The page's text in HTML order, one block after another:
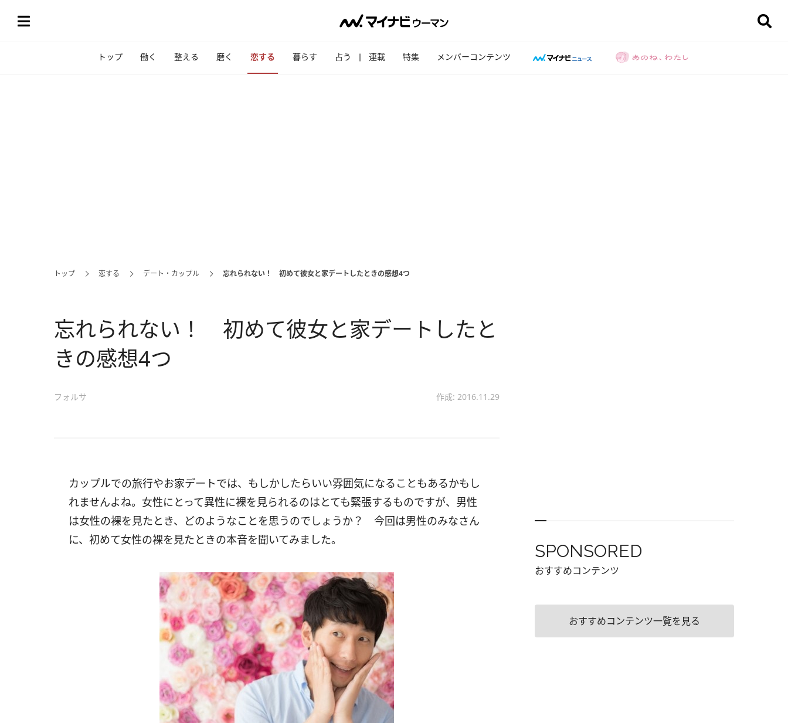
トップ 働く 整える 磨く 恋する 暮らす 占う 連載 特集 メンバーコンテンツ
トップ 恋する デート・カップル 忘れられない！ 初めて彼女と家デートしたときの感想4つ
忘れられない！ 初めて彼女と家デートしたと
きの感想4つ
フォルサ 作成: 2016.11.29
カップルでの旅行やお家デートでは、もしかしたらいい雰囲気になることもあるかもし
れませんよね。女性にとって異性に裸を見られるのはとても緊張するものですが、男性
は女性の裸を見たとき、どのようなことを思うのでしょうか？ 今回は男性のみなさん
に、初めて女性の裸を見たときの本音を聞いてみました。
SPONSORED
おすすめコンテンツ
おすすめコンテンツ一覧を見る